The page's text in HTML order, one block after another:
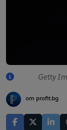
Getty
от profit.bg